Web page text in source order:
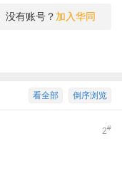
没有账号？ 加入华同
倒序浏览
看全部
2#